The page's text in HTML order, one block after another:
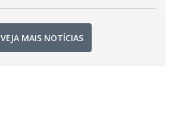
VEJA MAIS NOTÍCIAS